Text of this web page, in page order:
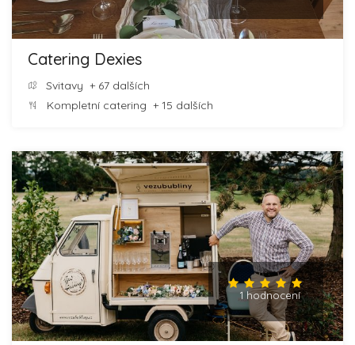
Catering Dexies
Svitavy + 67 dalších
Kompletní catering + 15 dalších
1 hodnocení